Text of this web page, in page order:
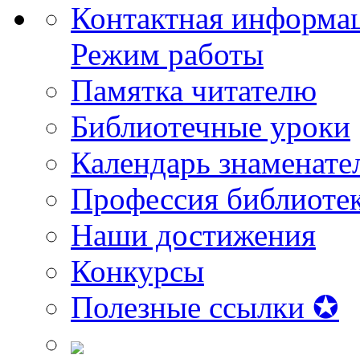
Контактная
Режим работы
Памятка читателю
Библиотечные уроки
Календарь
Профессия
Наши достижения
Конкурсы
Полезные ссылки ✪